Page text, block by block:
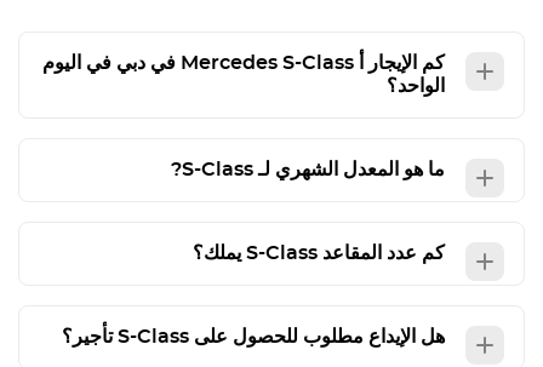
كم الإيجار أ Mercedes S-Class
في دبي في اليوم
الواحد؟
ما هو المعدل الشهري لـS-Class
?
كم عدد المقاعد S-Class يملك؟
هل الإيداع مطلوب للحصول على S-Classتأجير؟